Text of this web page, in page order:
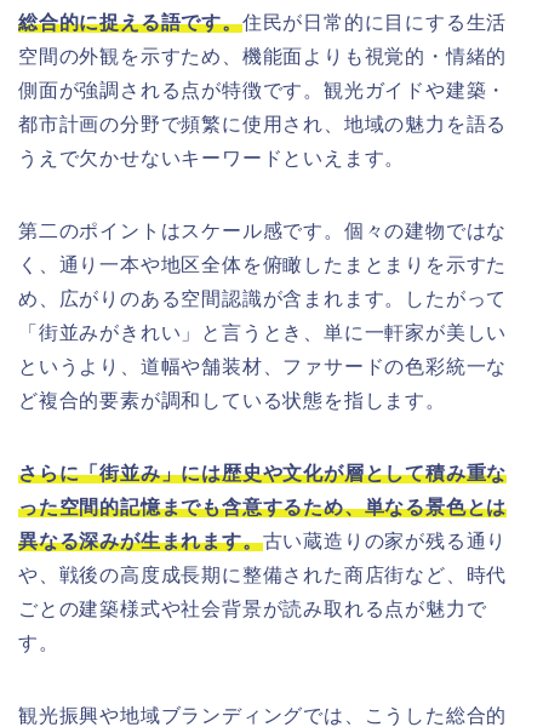
総合的に捉える語です。住民が日常的に目にする生活
空間の外観を示すため、機能面よりも視覚的・情緒的
側面が強調される点が特徴です。観光ガイドや建築・
都市計画の分野で頻繁に使用され、地域の魅力を語る
うえで欠かせないキーワードといえます。
第二のポイントはスケール感です。個々の建物ではな
く、通り一本や地区全体を俯瞰したまとまりを示すた
め、広がりのある空間認識が含まれます。したがって
「街並みがきれい」と言うとき、単に一軒家が美しい
というより、道幅や舗装材、ファサードの色彩統一な
ど複合的要素が調和している状態を指します。
さらに「街並み」には歴史や文化が層として積み重な
った空間的記憶までも含意するため、単なる景色とは
異なる深みが生まれます。古い蔵造りの家が残る通り
や、戦後の高度成長期に整備された商店街など、時代
ごとの建築様式や社会背景が読み取れる点が魅力で
す。
観光振興や地域ブランディングでは、こうした総合的